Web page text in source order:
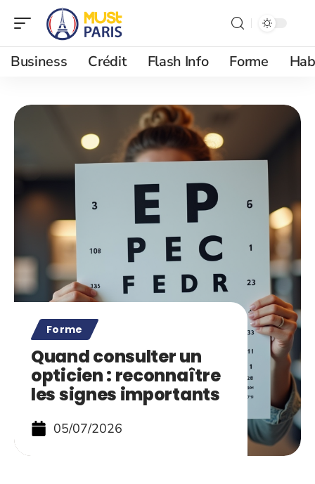
Business Crédit Flash Info Forme
Forme
Quand consulter un
opticien : reconnaître
les signes importants
05/07/2026